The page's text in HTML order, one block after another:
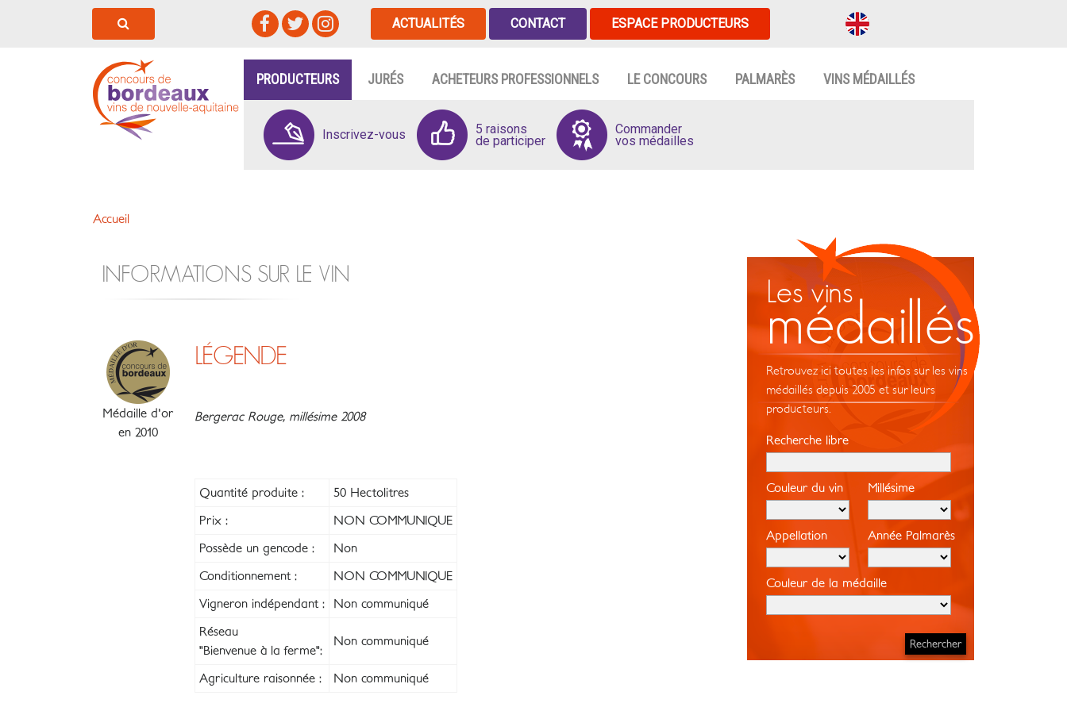
ACTUALITÉS CONTACT ESPACE PRODUCTEURS
PRODUCTEURS JURÉS ACHETEURS PROFESSIONNELS LE CONCOURS PALMARÈS VINS MÉDAILLÉS
Inscrivez-vous 5 raisons
de participer
Commander
vos médailles
Accueil
INFORMATIONS SUR LE VIN
Médaille d'or
en 2010
LÉGENDE
Bergerac Rouge, millésime 2008
Quantité produite : 50 Hectolitres
Prix : NON COMMUNIQUE
Possède un gencode : Non
Conditionnement : NON COMMUNIQUE
Vigneron indépendant : Non communiqué
Réseau
"Bienvenue à la ferme":
Non communiqué
Agriculture raisonnée : Non communiqué
Les vins
médaillés
Retrouvez ici toutes les infos sur les vins
médaillés depuis 2005 et sur leurs
producteurs.
Recherche libre
Couleur du vin Millésime
Appellation Année Palmarès
Couleur de la médaille